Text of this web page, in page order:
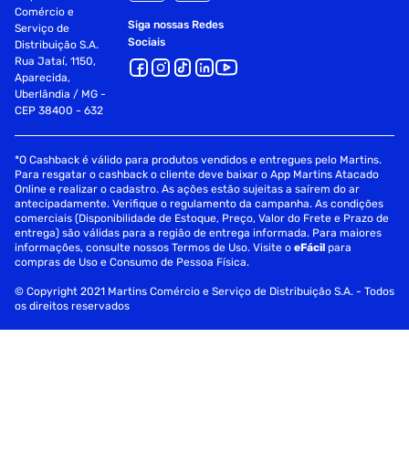
Ferrolho: Zircônia
Cordão óptico:
Diâmetro: 2 mm
Material: PVC
Cor: Amarelo
Classe de flamabilidade: COG
Elemento de tração: Dielétrico
Comércio e
Serviço de
Distribuição S.A.
Rua Jataí, 1150,
Aparecida,
Uberlândia / MG -
CEP 38400 - 632
Siga nossas Redes
Sociais
*O Cashback é válido para produtos vendidos e entregues pelo Martins.
Para resgatar o cashback o cliente deve baixar o App Martins Atacado
Online e realizar o cadastro. As ações estão sujeitas a saírem do ar
antecipadamente. Verifique o regulamento da campanha. As condições
comerciais (Disponibilidade de Estoque, Preço, Valor do Frete e Prazo de
entrega) são válidas para a região de entrega informada. Para maiores
informações, consulte nossos Termos de Uso. Visite oeFácil para
compras de Uso e Consumo de Pessoa Física.
© Copyright 2021 Martins Comércio e Serviço de Distribuição S.A. - Todos
os direitos reservados